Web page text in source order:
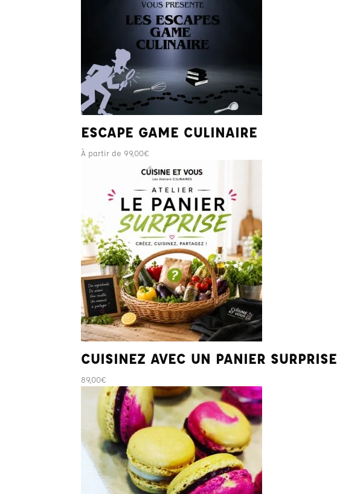
ESCAPE GAME CULINAIRE
À partir de 99,00€
CUISINEZ AVEC UN PANIER SURPRISE
89,00€